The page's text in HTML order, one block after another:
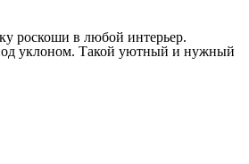
роскоши в любой интерьер.
уклоном. Такой уютный и нужный